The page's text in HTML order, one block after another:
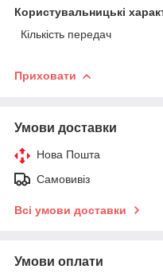
Користувальницькі
Кількість передач
Приховати
Умови доставки
Нова Пошта
Самовивіз
Всі умови доставки
Умови оплати